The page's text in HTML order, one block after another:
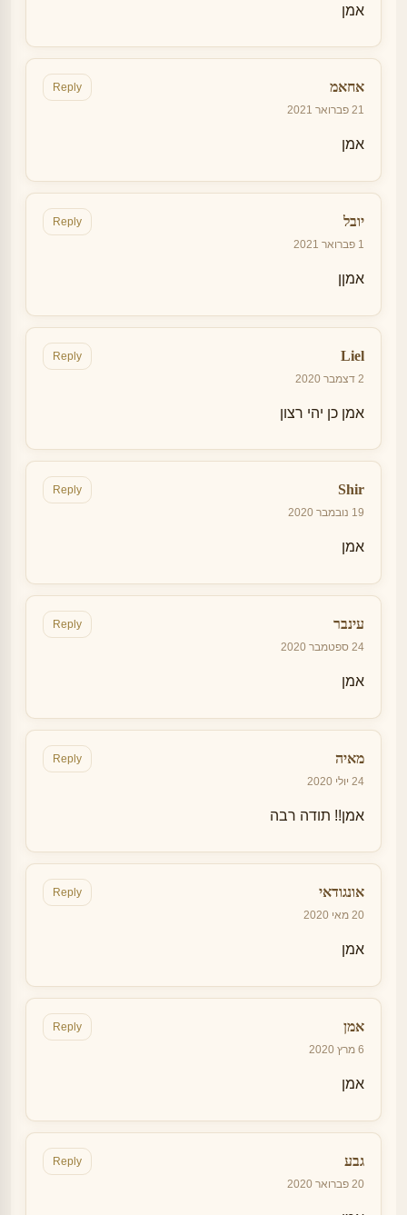
אמן
אחאמ
21 פברואר 2021
Reply
אמן
יובל
1 פברואר 2021
Reply
אמןן
Liel
2 דצמבר 2020
Reply
אמן כן יהי רצון
Shir
19 נובמבר 2020
Reply
אמן
עינבר
24 ספטמבר 2020
Reply
אמן
מאיה
24 יולי 2020
Reply
אמן!! תודה רבה
אונגודאי
20 מאי 2020
Reply
אמן
אמן
6 מרץ 2020
Reply
אמן
גבע
20 פברואר 2020
Reply